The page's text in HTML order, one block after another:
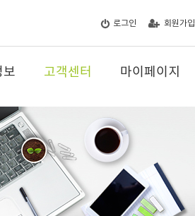
로그인 회원가입
보 고객센터 마이페이지